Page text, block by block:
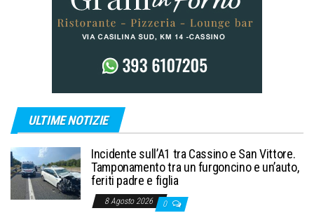
ULTIME NOTIZIE
Incidente sull’A1 tra Cassino e San Vittore.
Tamponamento tra un furgoncino e un’auto,
feriti padre e figlia
8 Agosto 2026 0